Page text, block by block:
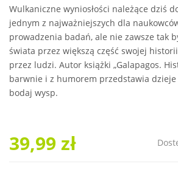
Wulkaniczne wyniosłości należące dziś
jednym z najważniejszych dla
prowadzenia badań, ale nie zawsze tak
świata przez większą część swojej
przez ludzi. Autor książki „Galapagos.
barwnie i z humorem przedstawia dzieje
bodaj wysp.
39,99 zł